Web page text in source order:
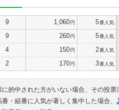
9 1,060円 5番人気
9 260円 5番人気
4 150円 2番人気
2 170円 3番人気
に的中された方がいない場合、その投
・組番に人気が著しく集中した場合、